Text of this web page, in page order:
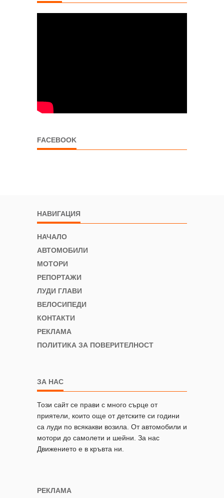
FACEBOOK
НАВИГАЦИЯ
НАЧАЛО
АВТОМОБИЛИ
МОТОРИ
РЕПОРТАЖИ
ЛУДИ ГЛАВИ
ВЕЛОСИПЕДИ
КОНТАКТИ
РЕКЛАМА
ПОЛИТИКА ЗА ПОВЕРИТЕЛНОСТ
ЗА НАС
Този сайт се прави с много сърце от
приятели, които още от детските си години
са луди по всякакви возила. От автомобили и
мотори до самолети и шейни. За нас
Движението е в кръвта ни.
РЕКЛАМА